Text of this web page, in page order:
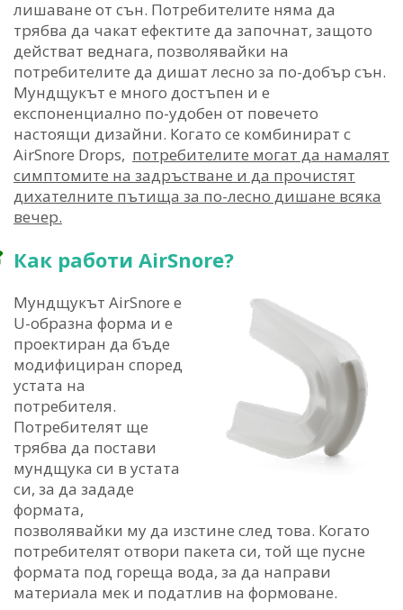
лишаване от сън. Потребителите няма да
трябва да чакат ефектите да започнат, защото
действат веднага, позволявайки на
потребителите да дишат лесно за по-добър сън.
Мундщукът е много достъпен и е
експоненциално по-удобен от повечето
настоящи дизайни. Когато се комбинират с
AirSnore Drops, потребителите могат да намалят
симптомите на задръстване и да прочистят
дихателните пътища за по-лесно дишане всяка
вечер.
Как работи AirSnore?
Мундщукът AirSnore е
U-образна форма и е
проектиран да бъде
модифициран според
устата на
потребителя.
Потребителят ще
трябва да постави
мундщука си в устата
си, за да зададе
формата,
позволявайки му да изстине след това. Когато
потребителят отвори пакета си, той ще пусне
формата под гореща вода, за да направи
материала мек и податлив на формоване.